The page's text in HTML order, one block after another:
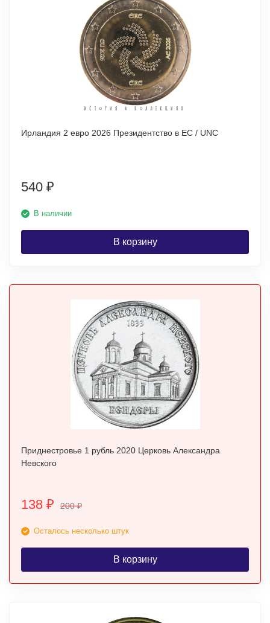
Ирландия 2 евро 2026 Президентство в ЕС / UNC
540 ₽
В наличии
В корзину
Приднестровье 1 рубль 2020 Церковь Александра
Невского
138 ₽ 200₽
Осталось несколько штук
В корзину